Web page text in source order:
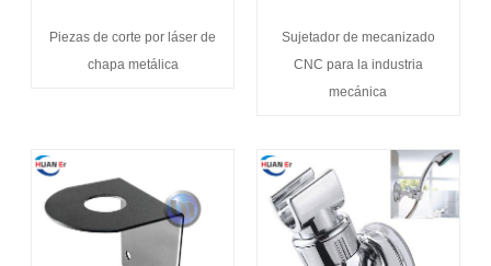
Piezas de corte por láser de
chapa metálica
Sujetador de mecanizado
CNC para la industria
mecánica